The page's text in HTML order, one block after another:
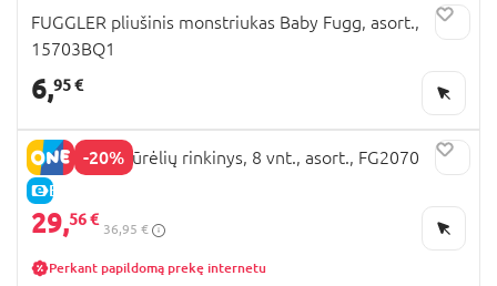
FUGGLER pliušinis monstriukas Baby Fugg, asort.,
15703BQ1
6,95 €
-20%
E-KAINA
FUGGLER figūrėlių rinkinys, 8 vnt., asort., FG2070
29,56 €
36,95 €
Perkant papildomą prekę internetu